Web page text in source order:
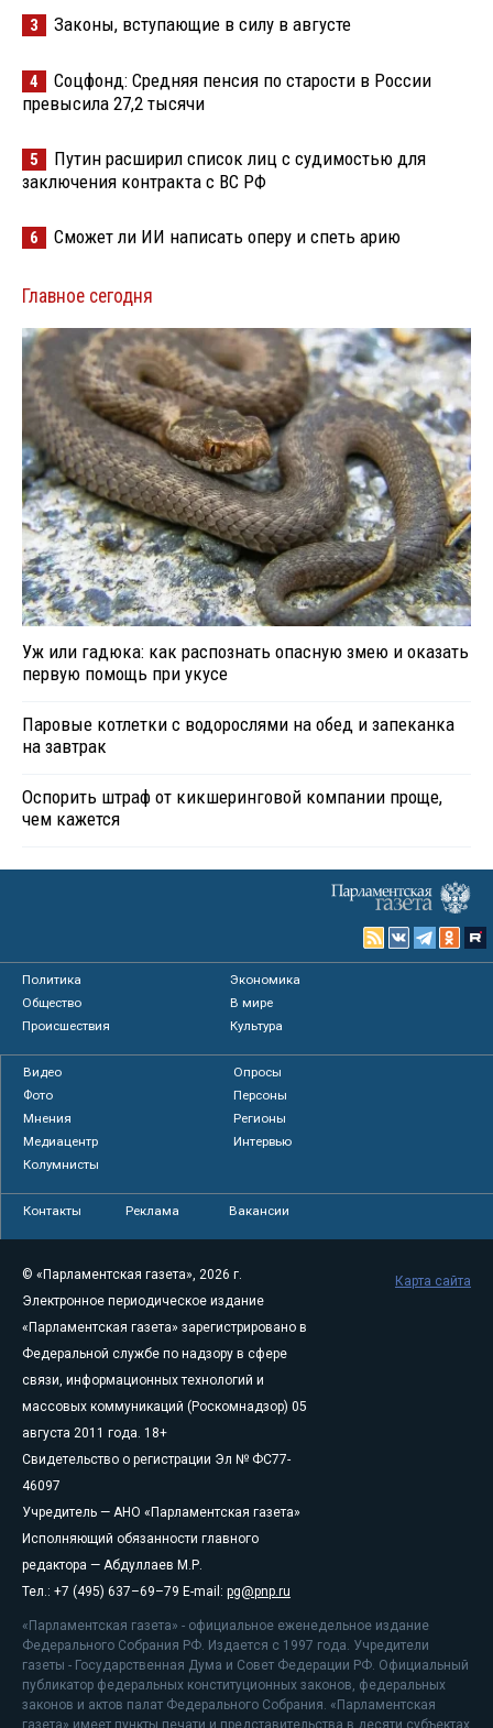
3 Законы, вступающие в силу в августе
4
Соцфонд: Средняя пенсия по старости в России
превысила 27,2 тысячи
5
Путин расширил список лиц с судимостью для
заключения контракта с ВС РФ
6 Сможет ли ИИ написать оперу и спеть арию
Главное сегодня
Уж или гадюка: как распознать опасную змею и оказать
первую помощь при укусе
Паровые котлетки с водорослями на обед и запеканка
на завтрак
Оспорить штраф от кикшеринговой компании проще,
чем кажется
Политика
Экономика
Общество
В мире
Происшествия
Культура
Видео
Опросы
Фото
Персоны
Мнения
Регионы
Медиацентр
Интервью
Колумнисты
Контакты Реклама Вакансии
© «Парламентская газета», 2026 г.
Электронное периодическое издание
«Парламентская газета» зарегистрировано в
Федеральной службе по надзору в сфере
связи, информационных технологий и
массовых коммуникаций (Роскомнадзор) 05
августа 2011 года. 18+
Свидетельство о регистрации Эл № ФС77-
46097
Учредитель — АНО «Парламентская газета»
Исполняющий обязанности главного
редактора — Абдуллаев М.Р.
Тел.: +7 (495) 637–69–79 E-mail: pg@pnp.ru
«Парламентская газета» - официальное еженедельное издание
Федерального Собрания РФ. Издается с 1997 года. Учредители
газеты - Государственная Дума и Совет Федерации РФ. Официальный
публикатор федеральных конституционных законов, федеральных
законов и актов палат Федерального Собрания. «Парламентская
газета» имеет пункты печати и представительства в десяти субъектах
Карта сайта